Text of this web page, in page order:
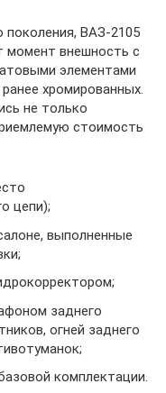
поколения, ВАЗ-2105
момент внешность с
элементами
хромированных.
не только
стоимость
цепи);
выполненные
заднего
огней заднего
комплектации.